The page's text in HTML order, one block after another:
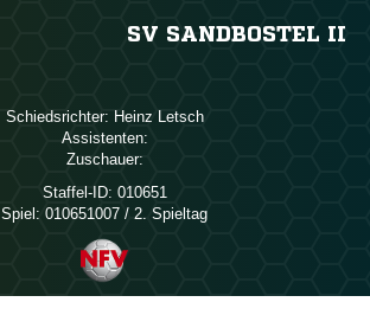
SV SANDBOSTEL II
Schiedsrichter:  
Assistenten:
Zuschauer:
Staffel-ID: 010651
Spiel: 010651007 / 2. Spieltag